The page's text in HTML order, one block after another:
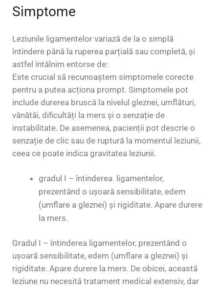
Simptome
Leziunile ligamentelor variază de la o simplă
întindere până la ruperea parțială sau completă, și
astfel întâlnim entorse de:
Este crucial să recunoaștem simptomele corecte
pentru a putea acționa prompt. Simptomele pot
include durerea bruscă la nivelul gleznei, umflături,
vânătăi, dificultăți la mers și o senzație de
instabilitate. De asemenea, pacienții pot descrie o
senzație de clic sau de ruptură la momentul leziunii,
ceea ce poate indica gravitatea leziunii.
gradul I – întinderea ligamentelor,
prezentând o ușoară sensibilitate, edem
(umflare a gleznei) și rigiditate. Apare durere
la mers.
Gradul I – întinderea ligamentelor, prezentând o
ușoară sensibilitate, edem (umflare a gleznei) și
rigiditate. Apare durere la mers. De obicei, această
leziune nu necesită tratament medical extensiv, dar